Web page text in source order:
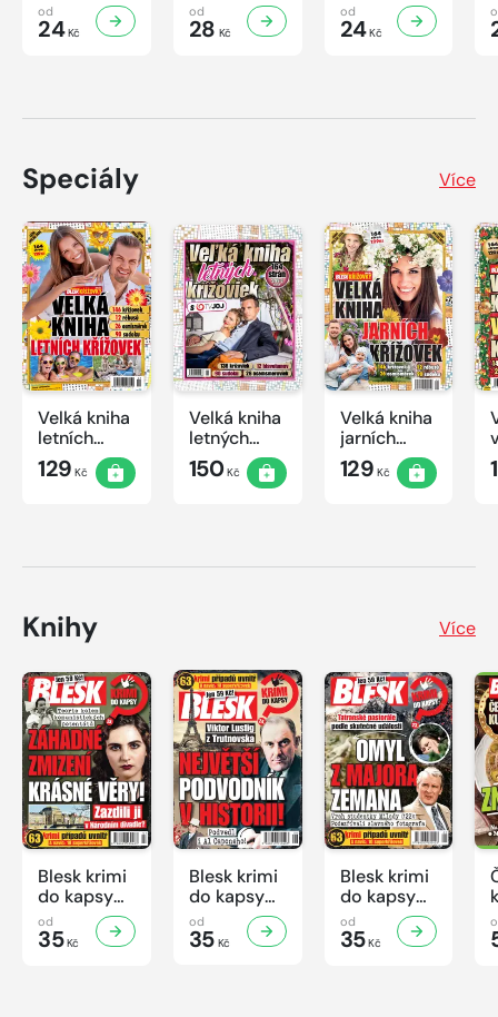
od
24Kč
od
28 Kč
od
24Kč
Speciály Více
Velká kniha
letních
křížovek
2026
129 Kč
Velká kniha
letných
krížoviek s
TV JOJ
150Kč
Velká kniha
jarních
křížovek
2026
129 Kč
Knihy Více
Blesk krimi
do kapsy
č.7/2026
od
35Kč
Blesk krimi
do kapsy
č.6/2026
od
35Kč
Blesk krimi
do kapsy
č.5/2026
od
35Kč